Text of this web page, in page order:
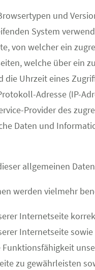
und
System
von welcher ein
welche über ein
die Uhrzeit eines
Adresse (IP-
Provider des
Daten und
allgemeinen
werden vielmehr
Internetseite
Internetseite
Funktionsfähigkeit
zu gewährleisten